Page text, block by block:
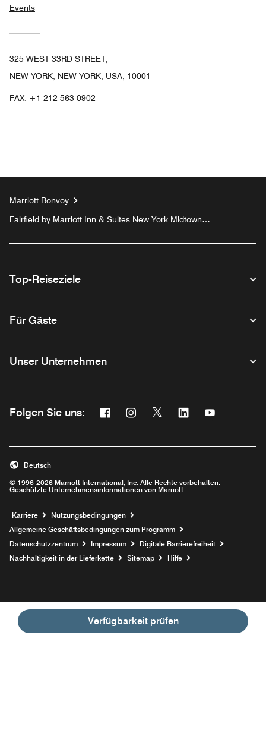
Verfügbarkeit prüfen
Events
325 WEST 33RD STREET,
NEW YORK, NEW YORK, USA, 10001
FAX: +1 212-563-0902
Marriott Bonvoy
Fairfield by Marriott Inn & Suites New York Midtown
Top-Reiseziele
Für Gäste
Unser Unternehmen
Folgen Sie uns: Facebook
Opens a new window
Instagram
Opens a new window
Twitter
Opens a new window
Linkedin
Opens a new
Opens a
© 1996-2026 Marriott International, Inc. Alle Rechte vorbehalten.
Geschützte Unternehmensinformationen von Marriott
Deutsch
Karriere Opens a new window
Nutzungsbedingungen
Allgemeine Geschäftsbedingungen zum Programm
Datenschutzzentrum
Impressum
Digitale Barrierefreiheit
Nachhaltigkeit in der Lieferkette
Sitemap Hilfe